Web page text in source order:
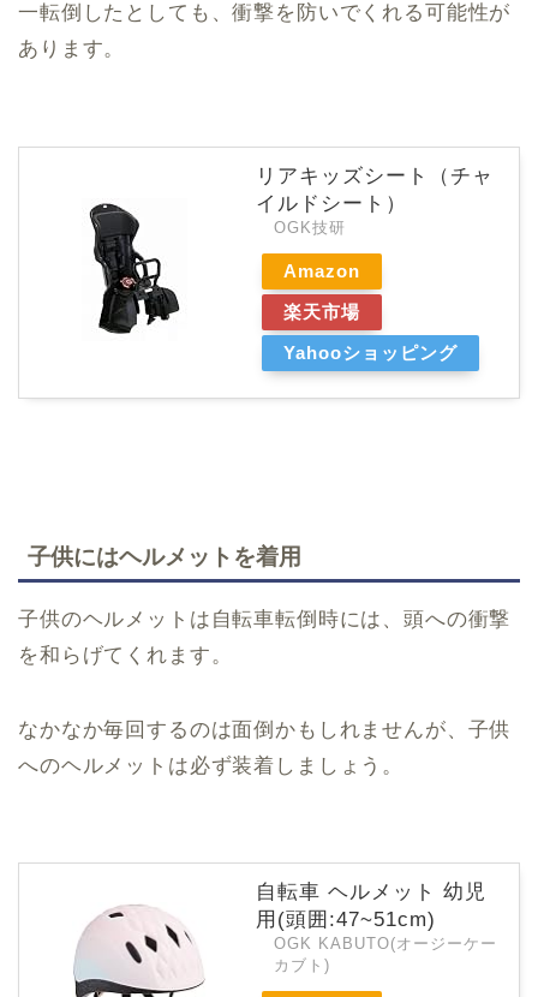
一転倒したとしても、衝撃を防いでくれる可能性が
あります。
リアキッズシート（チャ
イルドシート）
OGK技研
Amazon
楽天市場
Yahooショッピング
子供にはヘルメットを着用
子供のヘルメットは自転車転倒時には、頭への衝撃
を和らげてくれます。
なかなか毎回するのは面倒かもしれませんが、子供
へのヘルメットは必ず装着しましょう。
自転車 ヘルメット 幼児
用(頭囲:47~51cm)
OGK KABUTO(オージーケー
カブト)